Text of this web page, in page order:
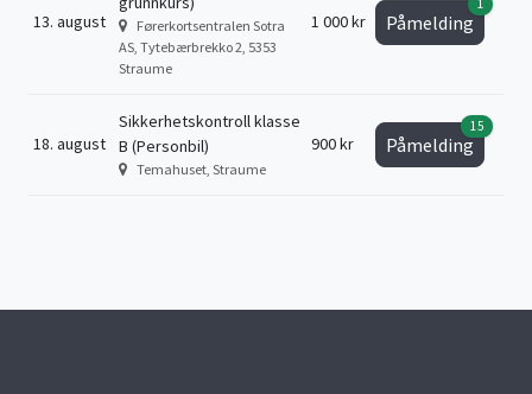
13. august
Førerkortsentralen Sotra
AS, Tytebærbrekko 2, 5353
Straume
1 000 kr Påmelding
18. august
Sikkerhetskontroll klasse
B (Personbil)
Temahuset, Straume
900 kr Påmelding
15